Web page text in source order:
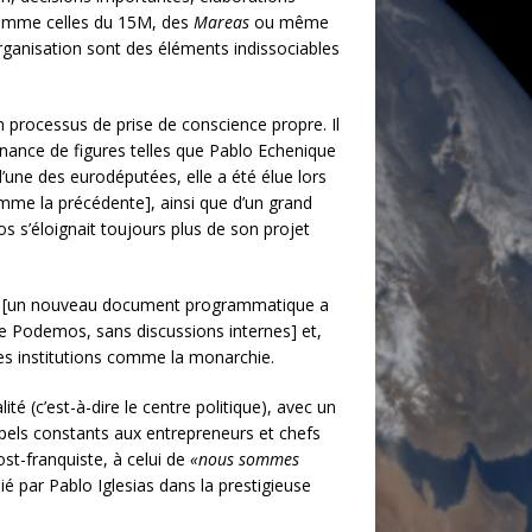
celles du 15M, des Mareas ou même
sont des éléments indissociables
de prise de conscience propre. Il
de figures telles que Pablo Echenique
des eurodéputées, elle a été élue lors
la précédente], ainsi que d’un grand
s’éloignait toujours plus de son projet
nouveau document programmatique a
Podemos, sans discussions internes] et,
institutions comme la monarchie.
(c’est-à-dire le centre politique), avec un
constants aux entrepreneurs et chefs
franquiste, à celui de «nous sommes
par Pablo Iglesias dans la prestigieuse